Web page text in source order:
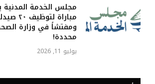
مجلس الخدمة المدنية
مباراة لتوظيف
ومفتشاً في وزارة
محددة!
يوليو 11, 2026